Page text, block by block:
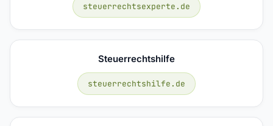
steuerrechtsexperte.de
Steuerrechtshilfe
steuerrechtshilfe.de